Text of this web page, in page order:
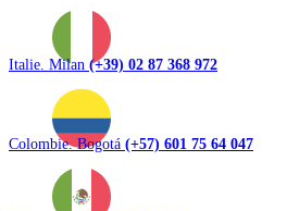
Italie. Milan (+39) 02 87 368 972
Colombie. Bogotá (+57) 601 75 64 047